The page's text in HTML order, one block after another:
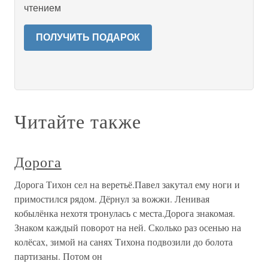
чтением
ПОЛУЧИТЬ ПОДАРОК
Читайте также
Дорога
Дорога Тихон сел на веретьё.Павел закутал ему ноги и
примостился рядом. Дёрнул за вожжи. Ленивая
кобылёнка нехотя тронулась с места.Дорога знакомая.
Знаком каждый поворот на ней. Сколько раз осенью на
колёсах, зимой на санях Тихона подвозили до болота
партизаны. Потом он